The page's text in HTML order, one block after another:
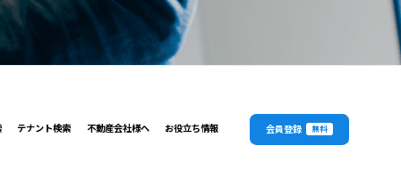
テナント検索 不動産会社様へ お役立ち情報 会員登録 無料